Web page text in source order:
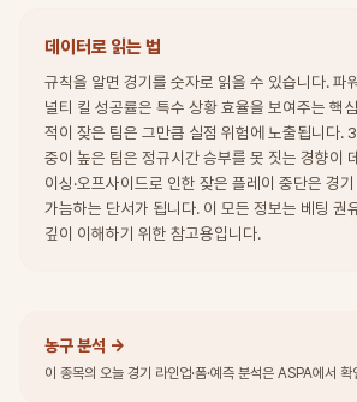
데이터로 읽는 법
규칙을 알면 경기를 숫자로 읽을 수 있습니다. 파
널티 킬 성공률은 특수 상황 효율을 보여주는 핵
적이 잦은 팀은 그만큼 실점 위험에 노출됩니다.
중이 높은 팀은 정규시간 승부를 못 짓는 경향이
이싱·오프사이드로 인한 잦은 플레이 중단은 경
가늠하는 단서가 됩니다. 이 모든 정보는 베팅 권
깊이 이해하기 위한 참고용입니다.
농구 분석 →
이 종목의 오늘 경기 라인업·폼·예측 분석은 ASPA에서 확